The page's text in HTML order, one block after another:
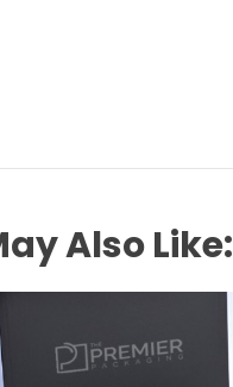
Also Like: